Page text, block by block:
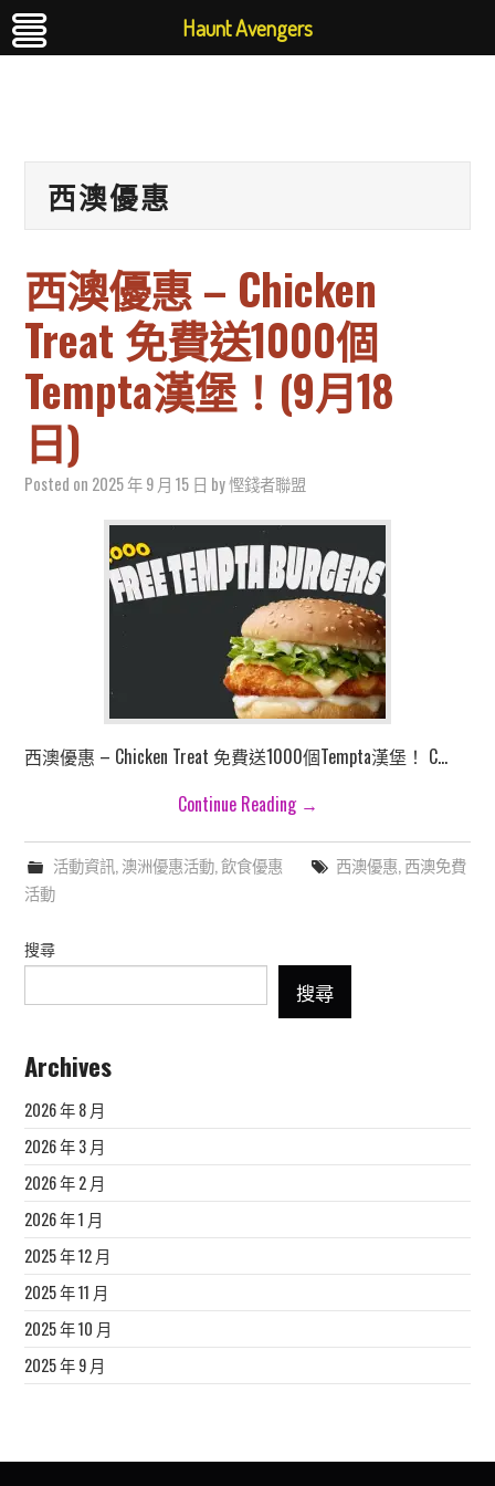
西澳優惠
西澳優惠 – Chicken
Treat 免費送1000個
Tempta漢堡！(9月18
日)
Posted on 2025 年 9 月 15 日 by慳錢者聯盟
西澳優惠 – Chicken Treat 免費送1000個Tempta漢堡！ C…
Continue Reading →
活動資訊 澳洲優惠活動, 飲食優惠 西澳優惠, 西澳免費
活動
搜尋
搜尋
Archives
2026 年 8 月
2026 年 3 月
2026 年 2 月
2026 年 1 月
2025 年 12 月
2025 年 11 月
2025 年 10 月
2025 年 9 月
Haunt Avengers